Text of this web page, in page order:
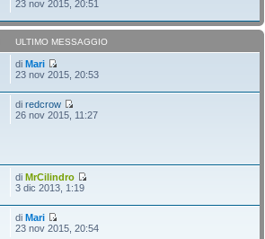
23 nov 2015, 20:51
ULTIMO MESSAGGIO
diMari
23 nov 2015, 20:53
diredcrow
26 nov 2015, 11:27
diMrCilindro
3 dic 2013, 1:19
diMari
23 nov 2015, 20:54